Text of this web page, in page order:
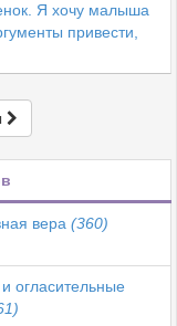
Я хочу малыша
привести,
вера (360)
огласительные